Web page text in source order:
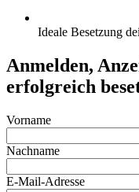
Ideale Besetzung
Anmelden,
erfolgreich
Vorname
Nachname
E-Mail-Adresse